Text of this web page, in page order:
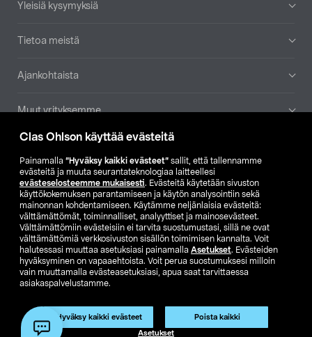
Clas Ohlson käyttää evästeitä
Painamalla ”Hyväksy kaikki evästeet” sallit, että tallennamme
evästeitä ja muuta seurantateknologiaa laitteellesi
evästeselosteemme mukaisesti. Evästeitä käytetään sivuston
käyttökokemuksen parantamiseen ja käytön analysointiin sekä
mainonnan kohdentamiseen. Käytämme neljänlaisia evästeitä:
välttämättömät, toiminnalliset, analyyttiset ja mainosevästeet.
Välttämättömiin evästeisiin ei tarvita suostumustasi, sillä ne ovat
välttämättömiä verkkosivuston sisällön toimimisen kannalta. Voit
halutessasi muuttaa asetuksiasi painamalla Asetukset. Evästeiden
hyväksyminen on vapaaehtoista. Voit perua suostumuksesi milloin
vain muuttamalla evästeasetuksiasi, apua saat tarvittaessa
asiakaspalvelustamme.
Hyväksy kaikki evästeet Poista kaikki
Asetukset
Tuote on poistunut
Tuotenro: 59-1190-5
Yleisiä kysymyksiä
Tietoa meistä
Ajankohtaista
Muut yrityksemme
Etsi myymälä
SE NO FI
FI SV
Näytä hinnat ilman ALV:a